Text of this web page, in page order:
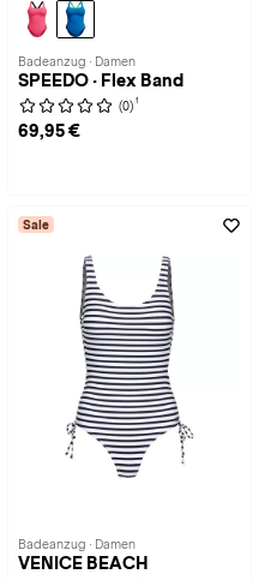
Badeanzug · Damen
SPEEDO · Flex Band
(0) 1
69,95 €
Sale
Badeanzug · Damen
VENICE BEACH